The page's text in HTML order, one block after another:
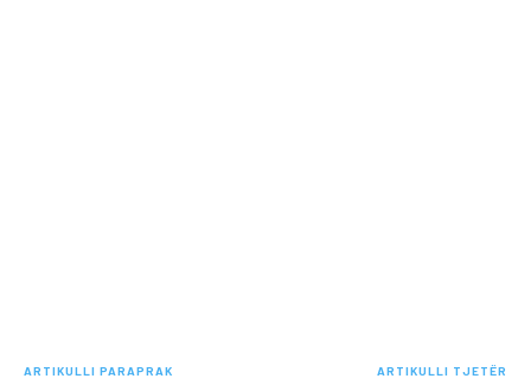
ARTIKULLI PARAPRAK ARTIKULLI TJETËR